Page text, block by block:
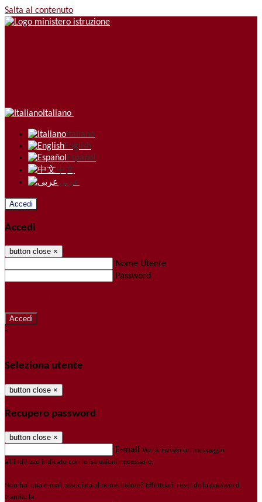
Salta al contenuto
Italiano
Italiano
English
Español
中文
عربى
Accedi
Accedi
button close ×
Nome Utente
Password
-
Seleziona utente
button close ×
Recupero password
button close ×
E-mail Verrà inviato un messaggio
all'indirizzo indicato con le istruzioni necessarie.
Non hai una e-mail associata al nome utente? Effettua il reset della password
tramite la